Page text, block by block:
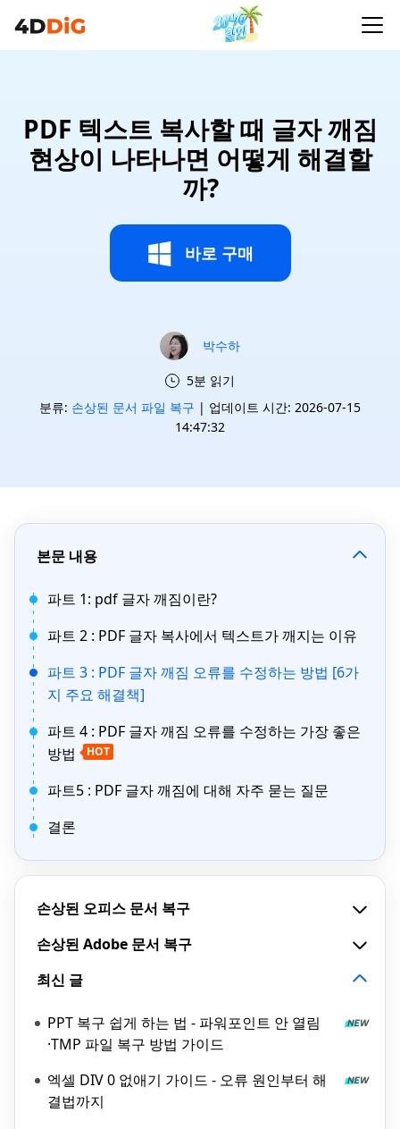
PDF 텍스트 복사할 때 글자 깨짐
현상이 나타나면 어떻게 해결할
까?
바로 구매
박수하
5분 읽기
분류: 손상된 문서 파일 복구 | 업데이트 시간: 2026-07-15
14:47:32
본문 내용
파트 1: pdf 글자 깨짐이란?
파트 2 : PDF 글자 복사에서 텍스트가 깨지는 이유
파트 3 : PDF 글자 깨짐 오류를 수정하는 방법 [6가
지 주요 해결책]
파트 4 : PDF 글자 깨짐 오류를 수정하는 가장 좋은
방법
HOT
파트5 : PDF 글자 깨짐에 대해 자주 묻는 질문
결론
손상된 오피스 문서 복구
손상된 Adobe 문서 복구
최신 글
PPT 복구 쉽게 하는 법 - 파워포인트 안 열림
·TMP 파일 복구 방법 가이드
엑셀 DIV 0 없애기 가이드 - 오류 원인부터 해
결법까지